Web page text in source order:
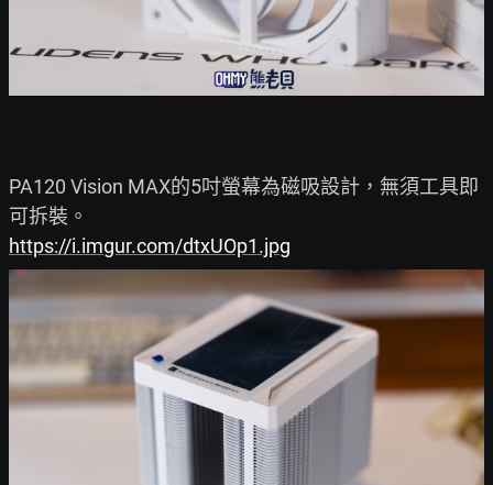
PA120 Vision MAX的5吋螢幕為磁吸設計，無須工具即
https://i.imgur.com/dtxUOp1.jpg